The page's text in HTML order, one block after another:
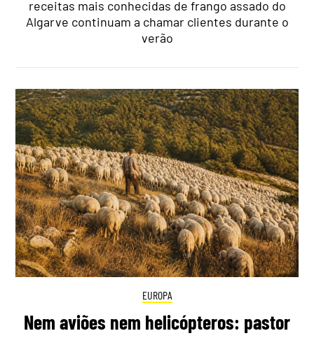
receitas mais conhecidas de frango assado do
Algarve continuam a chamar clientes durante o
verão
EUROPA
Nem aviões nem helicópteros: pastor